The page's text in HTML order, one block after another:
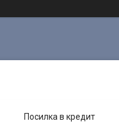
Посилка в кредит